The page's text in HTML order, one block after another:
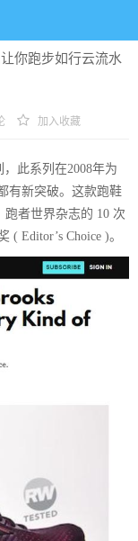
你跑步如行云流水
加入收藏
此系列在2008年为
有新突破。这款跑鞋
跑者世界杂志的 10 次
Editor’s Choice )。